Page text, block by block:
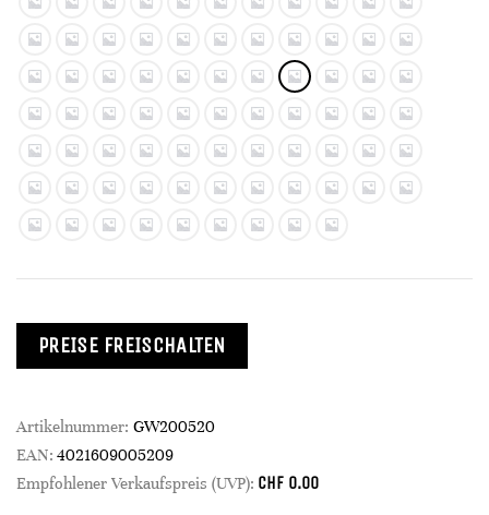
PREISE FREISCHALTEN
Artikelnummer: GW200520
EAN: 4021609005209
Empfohlener Verkaufspreis (UVP): CHF 0.00